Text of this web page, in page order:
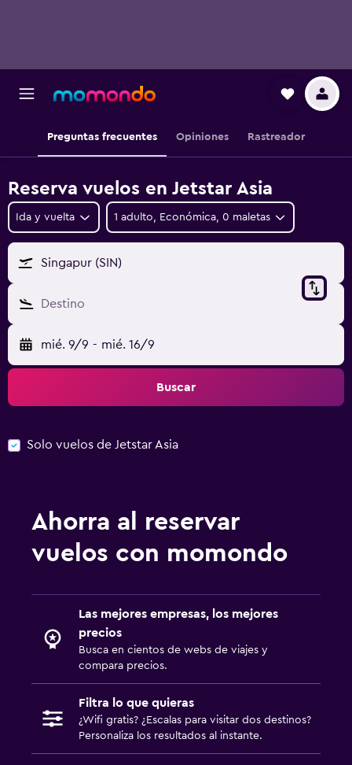
Preguntas frecuentes Opiniones Rastreador
Reserva vuelos en Jetstar Asia
Ida y vuelta 1 adulto, Económica, 0 maletas
Singapur (SIN)
Destino
mié. 9/9 - mié. 16/9
Buscar
Solo vuelos de Jetstar Asia
Ahorra al reservar
vuelos con momondo
Las mejores empresas, los mejores
precios
Busca en cientos de webs de viajes y
compara precios.
Filtra lo que quieras
¿Wifi gratis? ¿Escalas para visitar dos destinos?
Personaliza los resultados al instante.